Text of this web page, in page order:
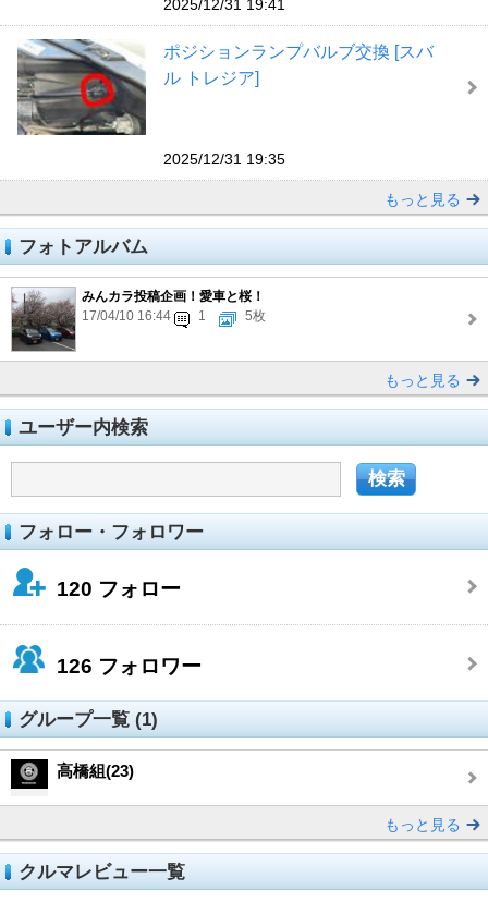
2025/12/31 19:41
ポジションランプバルブ交換 [スバ
ル トレジア]
2025/12/31 19:35
もっと見る
フォトアルバム
みんカラ投稿企画！愛車と桜！
17/04/10 16:44
1 5枚
もっと見る
ユーザー内検索
フォロー・フォロワー
120 フォロー
126 フォロワー
グループ一覧 (1)
高橋組(23)
もっと見る
クルマレビュー一覧